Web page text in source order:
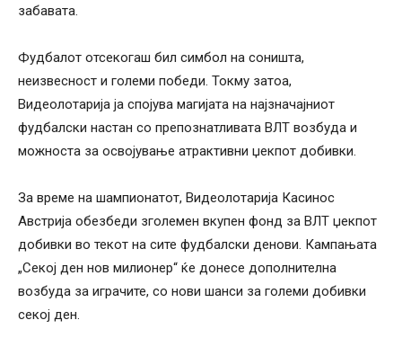
забавата.
Фудбалот отсекогаш бил симбол на соништа,
неизвесност и големи победи. Токму затоа,
Видеолотарија ја спојува магијата на најзначајниот
фудбалски настан со препознатливата ВЛТ возбуда и
можноста за освојување атрактивни џекпот добивки.
За време на шампионатот, Видеолотарија Касинос
Австрија обезбеди зголемен вкупен фонд за ВЛТ џекпот
добивки во текот на сите фудбалски денoви. Кампањата
„Секој ден нов милионер“ ќе донесе дополнителна
возбуда за играчите, со нови шанси за големи добивки
секој ден.